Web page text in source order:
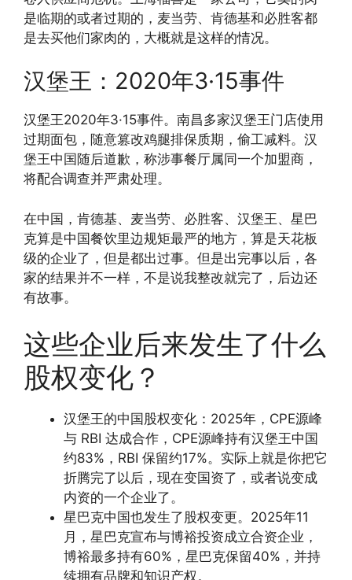
是临期的或者过期的，麦当劳、肯德基和必胜客都
是去买他们家肉的，大概就是这样的情况。
汉堡王：2020年3·15事件
汉堡王2020年3·15事件。南昌多家汉堡王门店使用
过期面包，随意篡改鸡腿排保质期，偷工减料。汉
堡王中国随后道歉，称涉事餐厅属同一个加盟商，
将配合调查并严肃处理。
在中国，肯德基、麦当劳、必胜客、汉堡王、星巴
克算是中国餐饮里边规矩最严的地方，算是天花板
级的企业了，但是都出过事。但是出完事以后，各
家的结果并不一样，不是说我整改就完了，后边还
有故事。
这些企业后来发生了什么
股权变化？
汉堡王的中国股权变化：2025年，CPE源峰
与 RBI 达成合作，CPE源峰持有汉堡王中国
约83%，RBI 保留约17%。实际上就是你把它
折腾完了以后，现在变国资了，或者说变成
内资的一个企业了。
星巴克中国也发生了股权变更。2025年11
月，星巴克宣布与博裕投资成立合资企业，
博裕最多持有60%，星巴克保留40%，并持
续拥有品牌和知识产权。